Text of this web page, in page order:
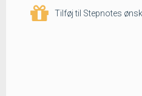
Tilføj til Stepnotes